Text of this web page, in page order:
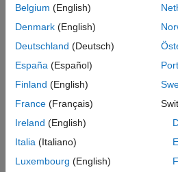
参考宇宙監視において極めて重要です
ェクトの検出と識別、カタログへ
ブジェクトの軌道の更新、オブジ
の変化の追跡、大気圏への再突入
スで構成されます。この例では、
宇宙での安全な運用を保証し、他
を防ぐためには、新しく打ち上げ
することが重要です。宇宙機関は
しており、それを使用して検索戦
レーダー システムで構成される低
Belgium (English)
Denmark (English)
Deutschland (Deutsch)
España (Español)
Finland (English)
France (Français)
Ireland (English)
Italia (Italiano)
Luxembourg (English)